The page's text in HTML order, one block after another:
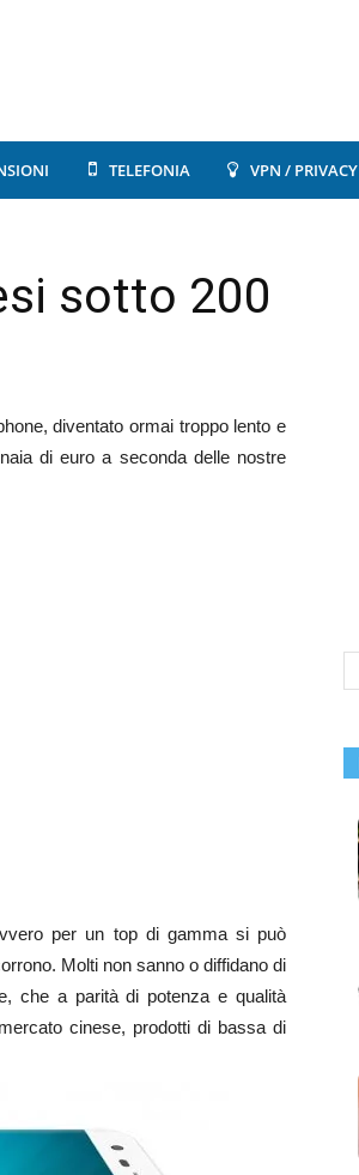
TELEFONIA VPN / PRIVACY
sotto 200
diventato ormai troppo lento e
di euro a seconda delle nostre
per un top di gamma si può
Molti non sanno o diffidano di
che a parità di potenza e qualità
cinese, prodotti di bassa di